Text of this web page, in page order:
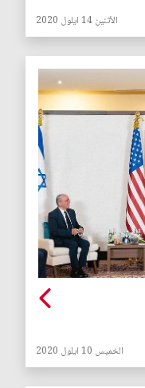
الأثنين 14 ايلول 2020
الخميس 10 ايلول 2020